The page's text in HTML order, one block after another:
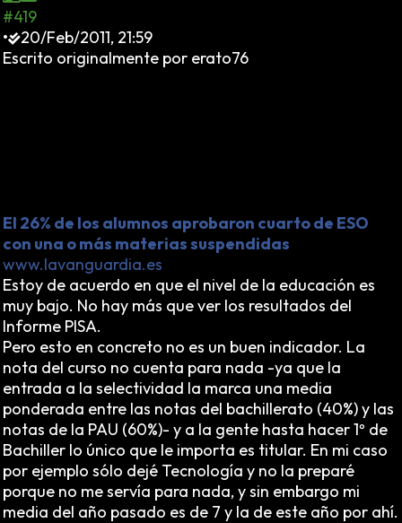
#419
•
20/Feb/2011, 21:59
Escrito originalmente por erato76
El 26% de los alumnos aprobaron cuarto de ESO
con una o más materias suspendidas
www.lavanguardia.es
Estoy de acuerdo en que el nivel de la educación es
muy bajo. No hay más que ver los resultados del
Informe PISA.
Pero esto en concreto no es un buen indicador. La
nota del curso no cuenta para nada -ya que la
entrada a la selectividad la marca una media
ponderada entre las notas del bachillerato (40%) y las
notas de la PAU (60%)- y a la gente hasta hacer 1º de
Bachiller lo único que le importa es titular. En mi caso
por ejemplo sólo dejé Tecnología y no la preparé
porque no me servía para nada, y sin embargo mi
media del año pasado es de 7 y la de este año por ahí.